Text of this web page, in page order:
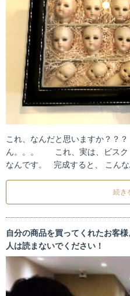
これ、なんだと思いますか？？
ん。。。 これ、実は、ビスク
なんです。 完成すると、 こん
続き
自分の商品を買ってくれたお客
人は読まないでください！